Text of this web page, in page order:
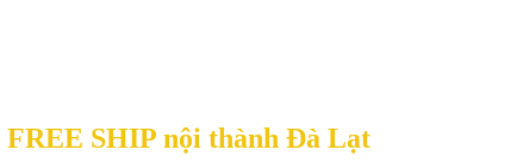
FREE SHIP nội thành Đà Lạt